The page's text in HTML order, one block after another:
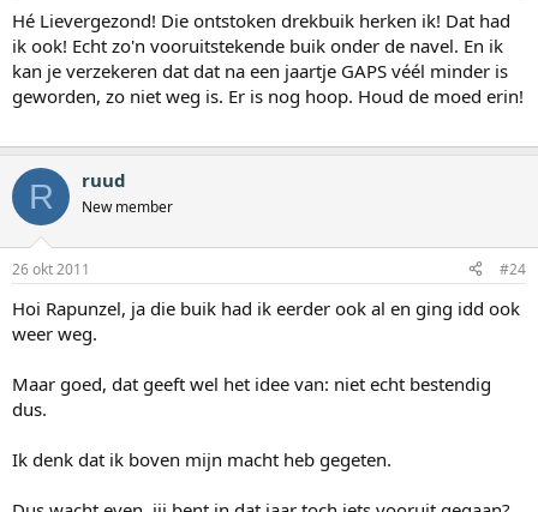
Hé Lievergezond! Die ontstoken drekbuik herken ik! Dat had
ik ook! Echt zo'n vooruitstekende buik onder de navel. En ik
kan je verzekeren dat dat na een jaartje GAPS véél minder is
geworden, zo niet weg is. Er is nog hoop. Houd de moed erin!
R ruud
New member
26 okt 2011 #24
Hoi Rapunzel, ja die buik had ik eerder ook al en ging idd ook
weer weg.
Maar goed, dat geeft wel het idee van: niet echt bestendig
dus.
Ik denk dat ik boven mijn macht heb gegeten.